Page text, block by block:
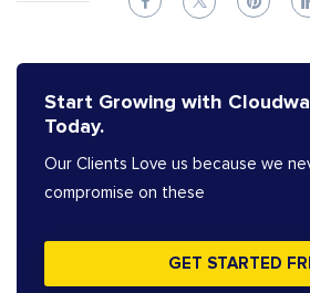
Start Growing with
Today.
Our Clients Love us because we
compromise on these
GET STARTED